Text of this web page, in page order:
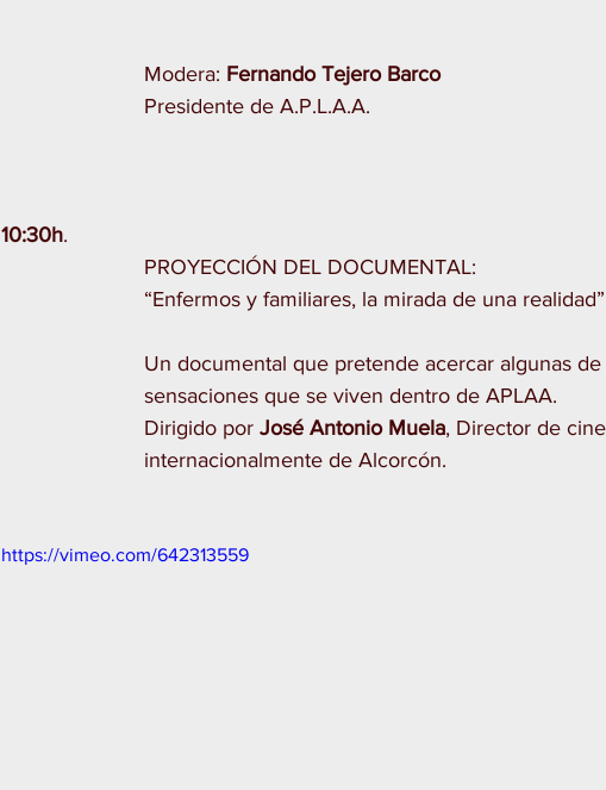
Modera: Fernando Tejero Barco
Presidente de A.P.L.A.A.
10:30h.
PROYECCIÓN DEL DOCUMENTAL:
“Enfermos y familiares, la mirada de una realidad”
Un documental que pretende acercar algunas
sensaciones que se viven dentro de APLAA.
Dirigido por José Antonio Muela, Director de
internacionalmente de Alcorcón.
https://vimeo.com/642313559